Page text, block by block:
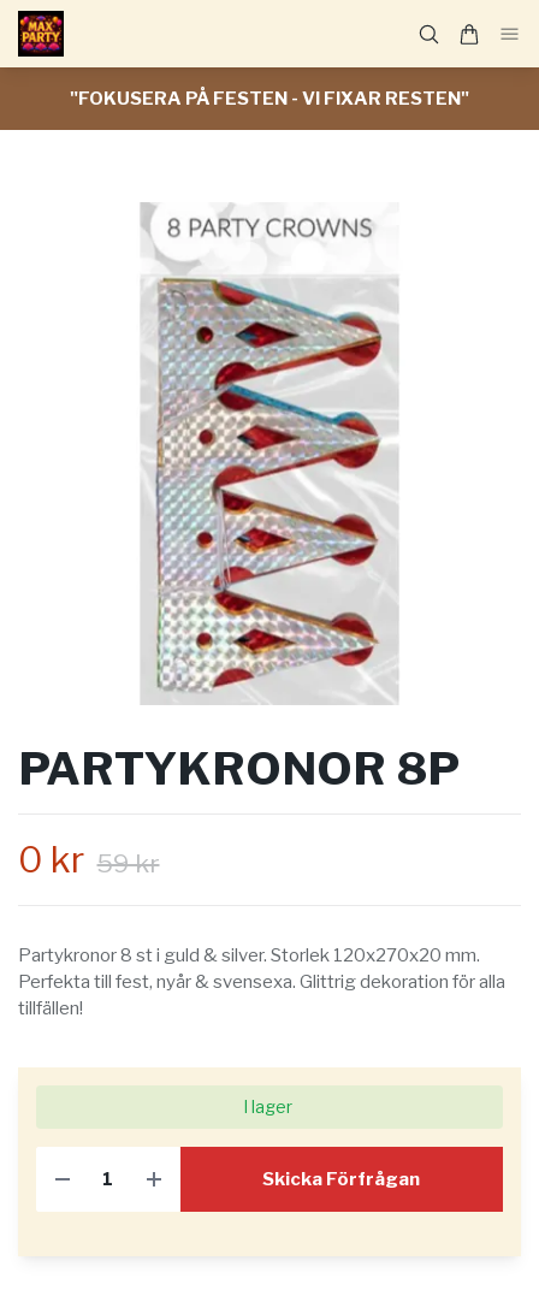
"FOKUSERA PÅ FESTEN - VI FIXAR RESTEN"
PARTYKRONOR 8P
0 kr 59 kr
Partykronor 8 st i guld & silver. Storlek 120x270x20 mm.
Perfekta till fest, nyår & svensexa. Glittrig dekoration för alla
tillfällen!
I lager
Skicka Förfrågan